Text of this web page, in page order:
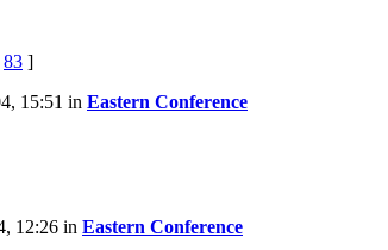
83 ]
15:51 in Eastern Conference
12:26 in Eastern Conference